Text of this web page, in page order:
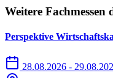
Weitere Fachmessen
Perspektive
28.08.2026 -